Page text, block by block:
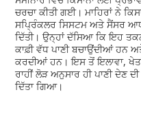
ਚਰਚਾ ਕੀਤੀ ਗਈ। ਮਾਹਿਰਾਂ ਨੇ
ਸਪ੍ਰਿੰਕਲਰ ਸਿਸਟਮ ਅਤੇ ਸੈਂਸਰ
ਦਿੱਤੀ। ਉਨ੍ਹਾਂ ਦੱਸਿਆ ਕਿ ਇਹ
ਕਾਫ਼ੀ ਵੱਧ ਪਾਣੀ ਬਚਾਉਂਦੀਆਂ ਹਨ
ਕਰਦੀਆਂ ਹਨ। ਇਸ ਤੋਂ ਇਲਾਵਾ,
ਰਾਹੀਂ ਲੋੜ ਅਨੁਸਾਰ ਹੀ ਪਾਣੀ ਦੇਣ
ਦਿੱਤਾ ਗਿਆ।